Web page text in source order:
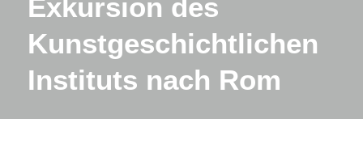
Exkursion des
Kunstgeschichtlichen
Instituts nach Rom